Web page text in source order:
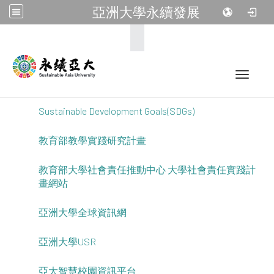
亞洲大學永續發展
Toggle
Sustainable Development Goals(SDGs)
教育部教學實踐研究計畫
教育部大學社會責任推動中心 大學社會責任實踐計
畫網站
亞洲大學全球資訊網
亞洲大學USR
亞大智慧校園資訊平台